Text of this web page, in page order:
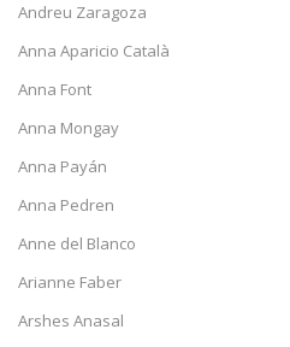
Andreu Zaragoza
Anna Aparicio Català
Anna Font
Anna Mongay
Anna Payán
Anna Pedren
Anne del Blanco
Arianne Faber
Arshes Anasal